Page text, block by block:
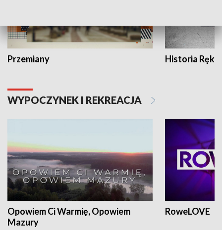
Przemiany Historia Ręką
WYPOCZYNEK I REKREACJA
Opowiem Ci Warmię, Opowiem
Mazury
RoweLOVE